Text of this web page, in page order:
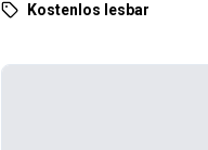
Kostenlos lesbar